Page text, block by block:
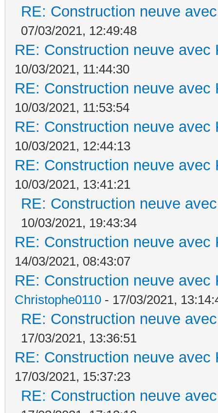
RE: Construction neuve
07/03/2021, 12:49:48
RE: Construction neuve avec
10/03/2021, 11:44:30
RE: Construction neuve avec
10/03/2021, 11:53:54
RE: Construction neuve avec
10/03/2021, 12:44:13
RE: Construction neuve avec
10/03/2021, 13:41:21
RE: Construction neuve
10/03/2021, 19:43:34
RE: Construction neuve avec
14/03/2021, 08:43:07
RE: Construction neuve avec
Christophe0110 - 17/03/2021,
RE: Construction neuve
17/03/2021, 13:36:51
RE: Construction neuve avec
17/03/2021, 15:37:23
RE: Construction neuve